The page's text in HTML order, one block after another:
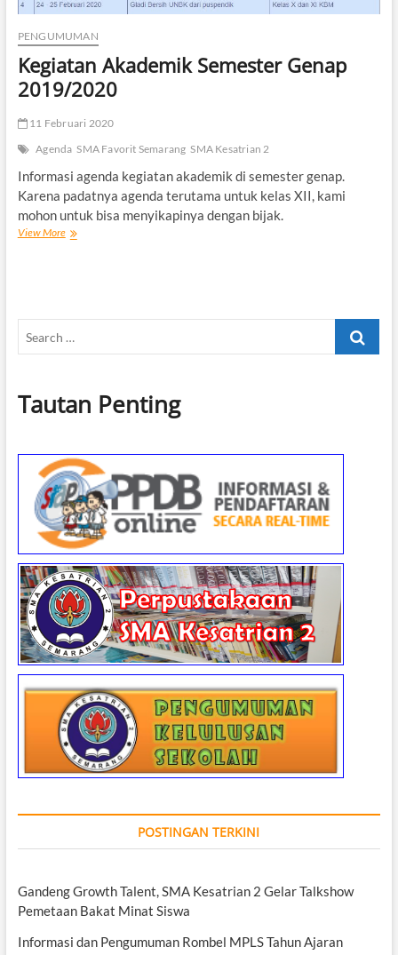
PENGUMUMAN
Kegiatan Akademik Semester Genap
2019/2020
11 Februari 2020
Agenda SMA Favorit Semarang SMA Kesatrian 2
Informasi agenda kegiatan akademik di semester genap.
Karena padatnya agenda terutama untuk kelas XII, kami
mohon untuk bisa menyikapinya dengan bijak.
View MoreKegiatan
Search
Tautan Penting
POSTINGAN TERKINI
Gandeng Growth Talent, SMA Kesatrian 2 Gelar Talkshow
Pemetaan Bakat Minat Siswa
Informasi dan Pengumuman Rombel MPLS Tahun Ajaran